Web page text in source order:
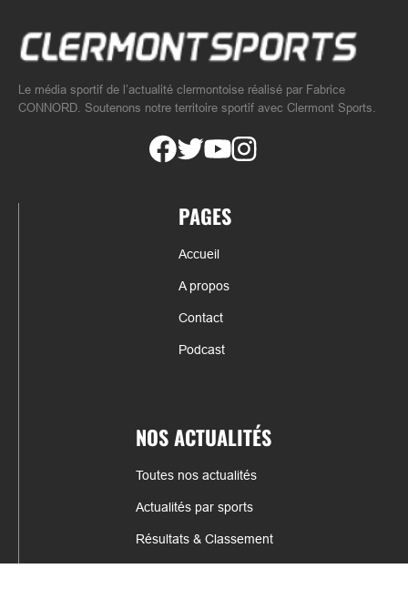
Le média sportif de l’actualité clermontoise réalisé par Fabrice
CONNORD. Soutenons notre territoire sportif avec Clermont Sports.
PAGES
Accueil
A propos
Contact
Podcast
NOS ACTUALITÉS
Toutes nos actualités
Actualités par sports
Résultats & Classement